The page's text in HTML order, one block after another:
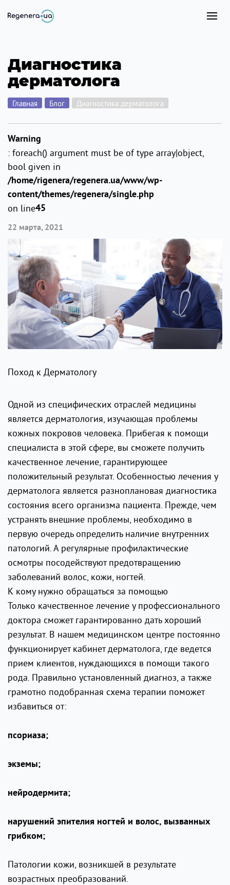
Диагностика
дерматолога
Главная Блог Диагностика дерматолога
Warning
: foreach() argument must be of type array|object,
bool given in
/home/rigenera/regenera.ua/www/wp-
content/themes/regenera/single.php
on line45
22 марта, 2021
Поход к Дерматологу
Одной из специфических отраслей медицины
является дерматология, изучающая проблемы
кожных покровов человека. Прибегая к помощи
специалиста в этой сфере, вы сможете получить
качественное лечение, гарантирующее
положительный результат. Особенностью лечения у
дерматолога является разноплановая диагностика
состояния всего организма пациента. Прежде, чем
устранять внешние проблемы, необходимо в
первую очередь определить наличие внутренних
патологий. А регулярные профилактические
осмотры посодействуют предотвращению
заболеваний волос, кожи, ногтей.
К кому нужно обращаться за помощью
Только качественное лечение у профессионального
доктора сможет гарантированно дать хороший
результат. В нашем медицинском центре постоянно
функционирует кабинет дерматолога, где ведется
прием клиентов, нуждающихся в помощи такого
рода. Правильно установленный диагноз, а также
грамотно подобранная схема терапии поможет
избавиться от:
псориаза;
экземы;
нейродермита;
нарушений эпителия ногтей и волос, вызванных
грибком;
Патологии кожи, возникшей в результате
возрастных преобразований.